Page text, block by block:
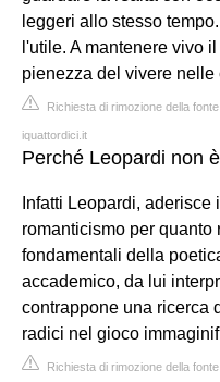
leggeri allo stesso
l'utile. A mantenere vivo
pienezza del vivere nelle
Richiesta di rimozione della fonte
iquattordici.it
Perché Leopardi non
Infatti Leopardi, aderisce
romanticismo per quanto
fondamentali della
accademico, da lui
contrappone una ricerca
radici nel gioco
Richiesta di rimozione della fonte